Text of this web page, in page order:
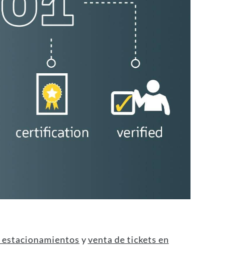
estacionamientos yventa de tickets en